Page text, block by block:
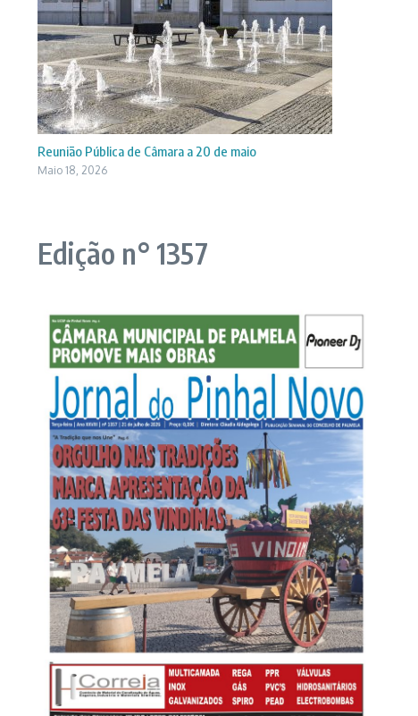
Reunião Pública de Câmara a 20 de maio
Maio 18, 2026
Edição n° 1357